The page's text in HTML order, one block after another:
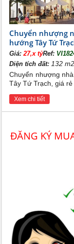
Chuyển nhượng
hướng Tây Tứ
Giá:27,x tỷRef:
Diện tích đất: 132
Chuyển nhượng
Tây Tứ Trạch, giá
Xem chi tiết
ĐĂNG KÝ